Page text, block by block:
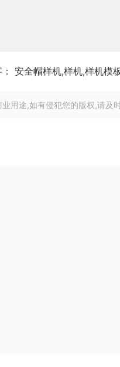
安全帽样机,样机,样机模
用途,如有侵犯您的版权,请及